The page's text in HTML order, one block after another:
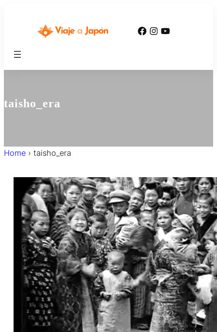
Facebook
Instagram
YouTube
taisho_era
Home › taisho_era